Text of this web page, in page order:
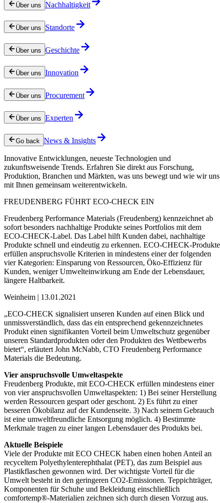
Über uns Nachhaltigkeit
Über uns Standorte
Über uns Geschichte
Über uns Innovation
Über uns Procurement
Über uns Experten
Go back News & Insights
Innovative Entwicklungen, neueste Technologien und
zukunftsweisende Trends. Erfahren Sie direkt aus Forschung,
Produktion, Branchen und Märkten, was uns bewegt und wie wir uns
mit Ihnen gemeinsam weiterentwickeln.
FREUDENBERG FÜHRT ECO-CHECK EIN
Freudenberg Performance Materials (Freudenberg) kennzeichnet ab
sofort besonders nachhaltige Produkte seines Portfolios mit dem
ECO-CHECK-Label. Das Label hilft Kunden dabei, nachhaltige
Produkte schnell und eindeutig zu erkennen. ECO-CHECK-Produkte
erfüllen anspruchsvolle Kriterien in mindestens einer der folgenden
vier Kategorien: Einsparung von Ressourcen, Öko-Effizienz für
Kunden, weniger Umwelteinwirkung am Ende der Lebensdauer,
längere Haltbarkeit.
Weinheim | 13.01.2021
„ECO-CHECK signalisiert unseren Kunden auf einen Blick und
unmissverständlich, dass das ein entsprechend gekennzeichnetes
Produkt einen signifikanten Vorteil beim Umweltschutz gegenüber
unseren Standardprodukten oder den Produkten des Wettbewerbs
bietet“, erläutert John McNabb, CTO Freudenberg Performance
Materials die Bedeutung.
Vier anspruchsvolle Umweltaspekte
Freudenberg Produkte, mit ECO-CHECK erfüllen mindestens einer
von vier anspruchsvollen Umweltaspekten: 1) Bei seiner Herstellung
werden Ressourcen gespart oder geschont. 2) Es führt zu einer
besseren Ökobilanz auf der Kundenseite. 3) Nach seinem Gebrauch
ist eine umweltfreundliche Entsorgung möglich. 4) Bestimmte
Merkmale tragen zu einer langen Lebensdauer des Produkts bei.
Aktuelle Beispiele
Viele der Produkte mit ECO CHECK haben einen hohen Anteil an
recyceltem Polyethylenterephthalat (PET), das zum Beispiel aus
Plastikflaschen gewonnen wird. Der wichtigste Vorteil für die
Umwelt besteht in den geringeren CO2-Emissionen. Teppichträger,
Komponenten für Schuhe und Bekleidung einschließlich
comfortemp®-Materialien zeichnen sich durch diesen Vorzug aus.